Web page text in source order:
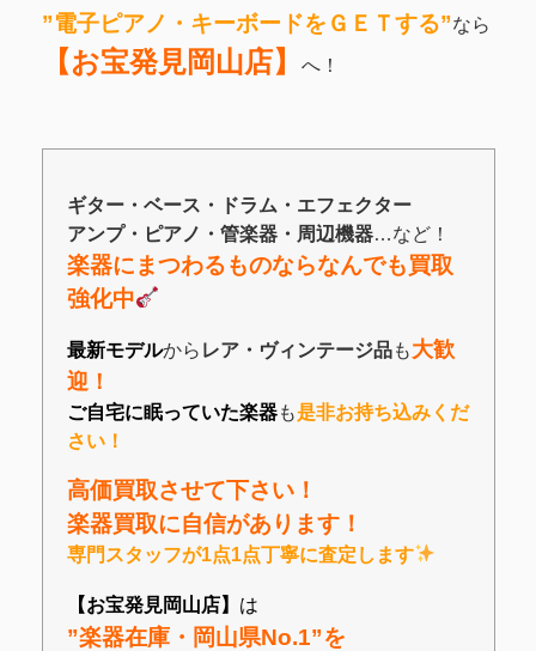
”電子ピアノ・キーボードをＧＥＴする”なら
【お宝発見岡山店】 へ！
ギター・ベース・ドラム・エフェクター
アンプ・ ピアノ ・管楽器・ 周辺機器…など！
楽器にまつわるものならなんでも買取
強化中
最新モデルから レア・ヴィンテージ品も大歓
迎！
ご自宅に眠っていた楽器も是非お持ち込みくだ
さい！
高価買取させて下さい！
楽器買取に自信があります！
専門スタッフが1点1点丁寧に査定します
【お宝発見岡山店】 は
”楽器在庫・岡山県No.1”を